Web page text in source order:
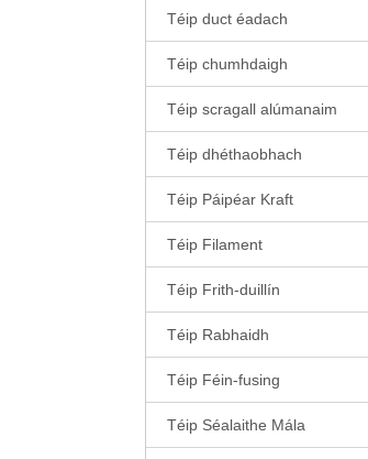
Téip duct éadach
Téip chumhdaigh
Téip scragall alúmanaim
Téip dhéthaobhach
Téip Páipéar Kraft
Téip Filament
Téip Frith-duillín
Téip Rabhaidh
Téip Féin-fusing
Téip Séalaithe Mála